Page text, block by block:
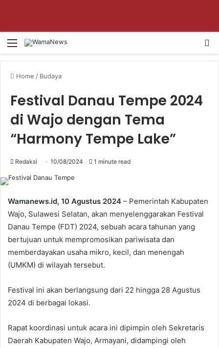
Menu
Home / Budaya
Festival Danau Tempe 2024
di Wajo dengan Tema
“Harmony Tempe Lake”
Redaksi 10/08/2024 1 minute read
Wamanews.id, 10 Agustus 2024 – Pemerintah Kabupaten
Wajo, Sulawesi Selatan, akan menyelenggarakan Festival
Danau Tempe (FDT) 2024, sebuah acara tahunan yang
bertujuan untuk mempromosikan pariwisata dan
memberdayakan usaha mikro, kecil, dan menengah
(UMKM) di wilayah tersebut.
Festival ini akan berlangsung dari 22 hingga 28 Agustus
2024 di berbagai lokasi.
Rapat koordinasi untuk acara ini dipimpin oleh Sekretaris
Daerah Kabupaten Wajo, Armayani, didampingi oleh